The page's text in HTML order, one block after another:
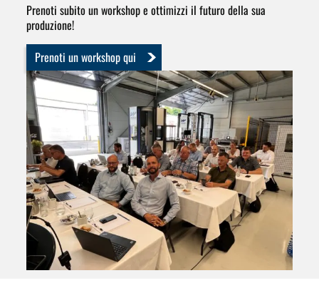
Prenoti subito un workshop e ottimizzi il futuro della sua
produzione!
Prenoti un workshop qui